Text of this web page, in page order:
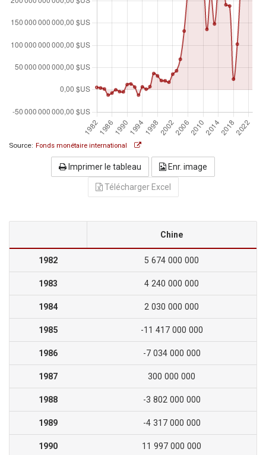
Source: Fonds monétaire international
Imprimer le tableau Enr. image
Télécharger Excel
Chine
1982 5 674 000 000
1983 4 240 000 000
1984 2 030 000 000
1985 -11 417 000 000
1986 -7 034 000 000
1987 300 000 000
1988 -3 802 000 000
1989 -4 317 000 000
1990 11 997 000 000